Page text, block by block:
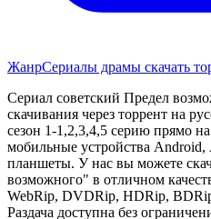
ЖанрСериалы драмы скачать
Сериал советский Предел
скачивания через торрент на
сезон 1-1,2,3,4,5 серию прямо
мобильные устройства
планшеты. У нас вы можете
возможного" в отличном
WebRip, DVDRip, HDRip,
Раздача доступна без